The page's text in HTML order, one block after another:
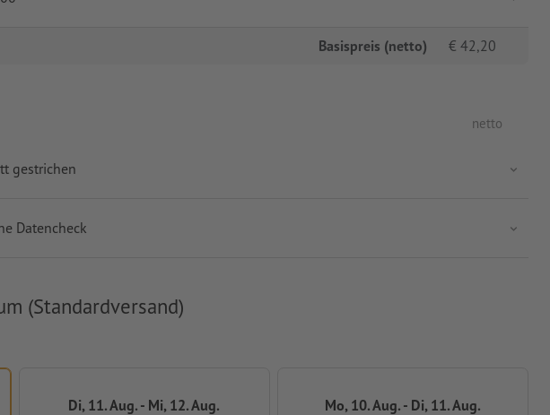
Basispreis (netto) € 42,20
netto
gestrichen
Datencheck
(Standardversand)
Di, 11. Aug. - Mi, 12. Aug.
Mo, 10. Aug. - Di, 11. Aug.